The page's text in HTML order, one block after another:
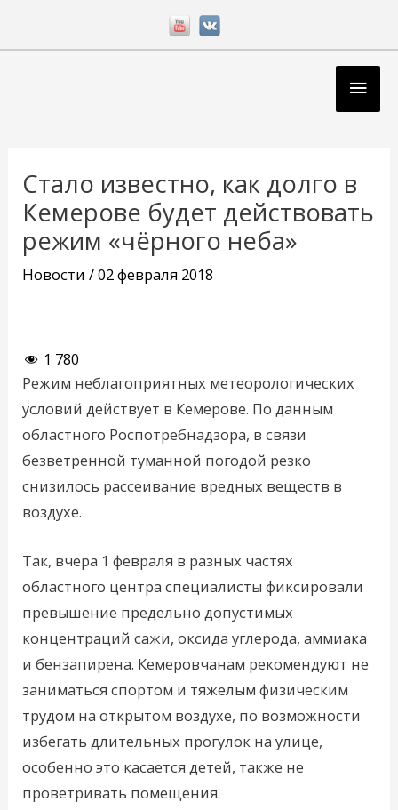
Стало известно, как долго в
Кемерове будет действовать
режим «чёрного неба»
Новости /02 февраля 2018
1 780
Режим неблагоприятных метеорологических
условий действует в Кемерове. По данным
областного Роспотребнадзора, в связи
безветренной туманной погодой резко
снизилось рассеивание вредных веществ в
воздухе.
Так, вчера 1 февраля в разных частях
областного центра специалисты фиксировали
превышение предельно допустимых
концентраций сажи, оксида углерода, аммиака
и бензапирена. Кемеровчанам рекомендуют не
заниматься спортом и тяжелым физическим
трудом на открытом воздухе,​ по возможности
избегать длительных прогулок на улице,
особенно это касается детей, также не
проветривать помещения.
записям